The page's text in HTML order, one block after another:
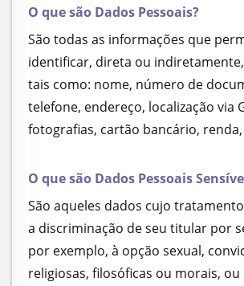
O que são Dados Pessoais?
São todas as informações que
identificar, direta ou
tais como: nome, número de
telefone, endereço, localização via
fotografias, cartão bancário,
O que são Dados Pessoais
São aqueles dados cujo
a discriminação de seu titular por
por exemplo, à opção sexual,
religiosas, filosóficas ou morais,